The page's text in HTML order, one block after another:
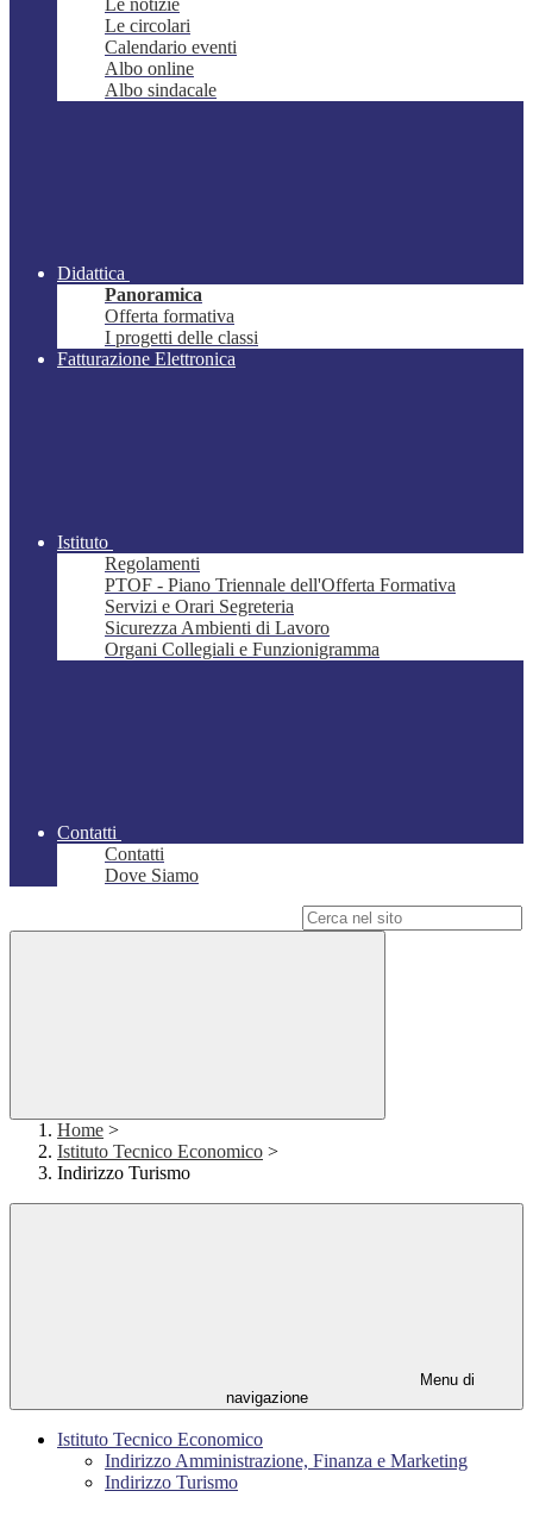
Le notizie
Le circolari
Calendario eventi
Albo online
Albo sindacale
Didattica
Panoramica
Offerta formativa
I progetti delle classi
Fatturazione Elettronica
Istituto
Regolamenti
PTOF - Piano Triennale dell'Offerta Formativa
Servizi e Orari Segreteria
Sicurezza Ambienti di Lavoro
Organi Collegiali e Funzionigramma
Contatti
Contatti
Dove Siamo
Home >
Istituto Tecnico Economico >
Indirizzo Turismo
Menu di
navigazione
Istituto Tecnico Economico
Indirizzo Amministrazione, Finanza e Marketing
Indirizzo Turismo